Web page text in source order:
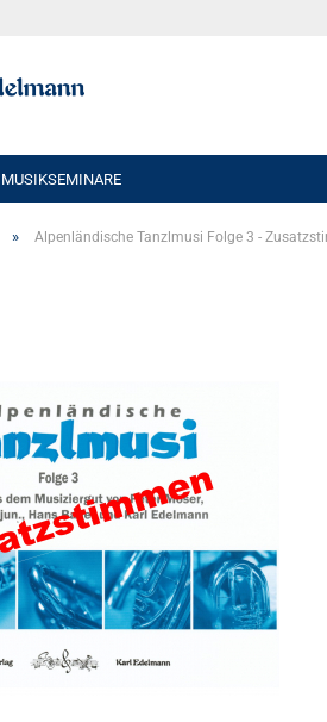
MUSIKSEMINARE
» Alpenländische Tanzlmusi Folge 3 -